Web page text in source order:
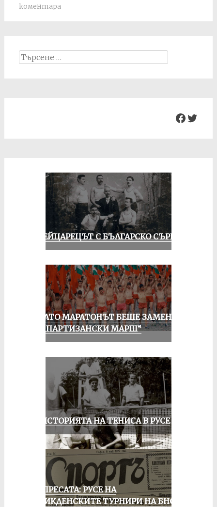
коментара
Search
ШВЕЙЦАРЕЦЪТ С БЪЛГАРСКО СЪРЦЕ
КОГАТО МАРАТОНЪТ БЕШЕ ЗАМЕНЕН
ОТ „ПАРТИЗАНСКИ МАРШ“
ЗА ИСТОРИЯТА НА ТЕНИСА В РУСЕ
ОТ ПРЕСАТА: РУСЕ НА
ВЕЛИКДЕНСКИТЕ ТУРНИРИ НА БНСФ